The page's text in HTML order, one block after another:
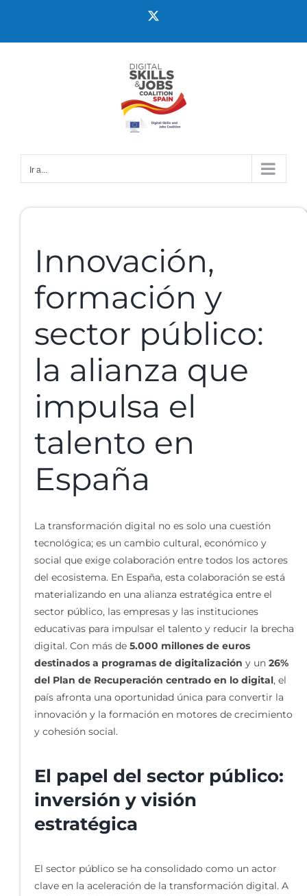
Ir a...
Innovación,
formación y
sector público:
la alianza que
impulsa el
talento en
España
La transformación digital no es solo una cuestión
tecnológica; es un cambio cultural, económico y
social que exige colaboración entre todos los actores
del ecosistema. En España, esta colaboración se está
materializando en una alianza estratégica entre el
sector público, las empresas y las instituciones
educativas para impulsar el talento y reducir la brecha
digital. Con más de 5.000 millones de euros
destinados a programas de digitalización y un 26%
del Plan de Recuperación centrado en lo digital, el
país afronta una oportunidad única para convertir la
innovación y la formación en motores de crecimiento
y cohesión social.
El papel del sector público:
inversión y visión
estratégica
El sector público se ha consolidado como un actor
clave en la aceleración de la transformación digital. A